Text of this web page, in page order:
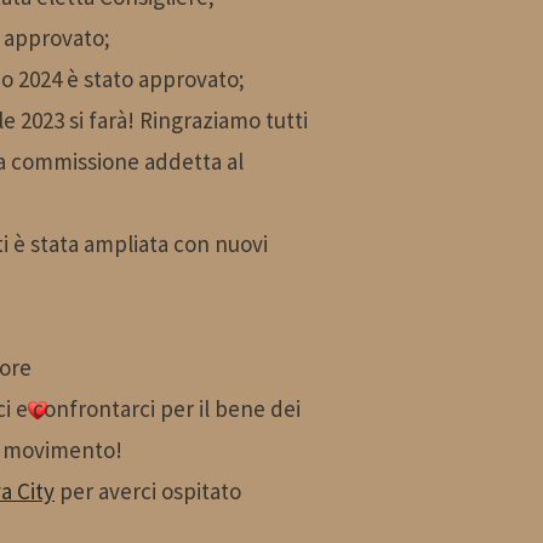
approvato;
2024 è stato approvato;
2023 si farà! Ringraziamo tutti
addetta al
è stata ampliata con nuovi
e confrontarci per il bene dei
City per averci ospitato